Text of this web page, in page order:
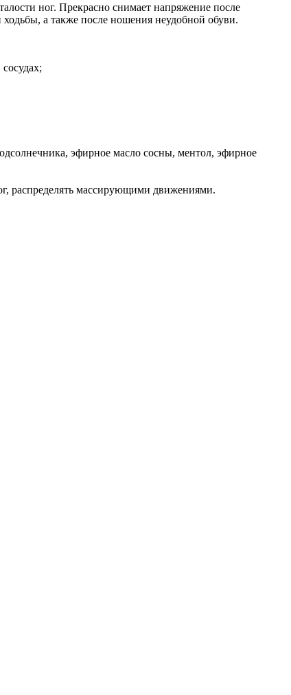
ног. Прекрасно снимает напряжение после
ходьбы, а также после ношения неудобной обуви.
эфирное масло сосны, ментол, эфирное
распределять массирующими движениями.